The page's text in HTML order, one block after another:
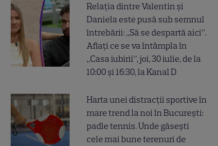
Relația dintre Valentin și
Daniela este pusă sub semnul
întrebării: „Să se despartă aici”.
Aflați ce se va întâmpla în
„Casa iubirii”, joi, 30 iulie, de la
10:00 și 16:30, la Kanal D
Harta unei distracții sportive în
mare trend la noi în București:
padle tennis. Unde găsești
cele mai bune terenuri de